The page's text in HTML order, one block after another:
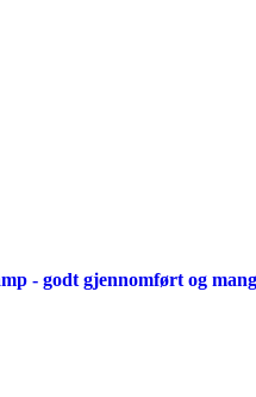
- godt gjennomført og